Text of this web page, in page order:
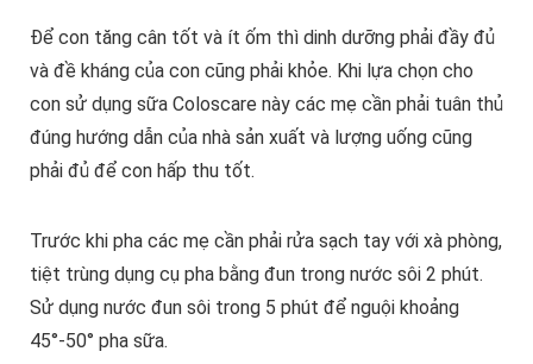
Để con tăng cân tốt và ít ốm thì dinh dưỡng phải đầy đủ
và đề kháng của con cũng phải khỏe. Khi lựa chọn cho
con sử dụng sữa Coloscare này các mẹ cần phải tuân thủ
đúng hướng dẫn của nhà sản xuất và lượng uống cũng
phải đủ để con hấp thu tốt.
Trước khi pha các mẹ cần phải rửa sạch tay với xà phòng,
tiệt trùng dụng cụ pha bằng đun trong nước sôi 2 phút.
Sử dụng nước đun sôi trong 5 phút để nguội khoảng
45°-50° pha sữa.